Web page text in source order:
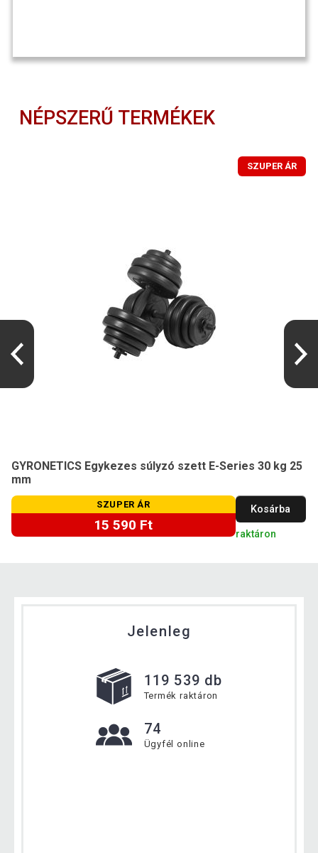
NÉPSZERŰ TERMÉKEK
SZUPER ÁR
GYRONETICS Egykezes súlyzó szett E-Series 30 kg 25
mm
SZUPER ÁR
15 590 Ft
Kosárba
raktáron
Jelenleg
119 539 db
Termék raktáron
74
Ügyfél online